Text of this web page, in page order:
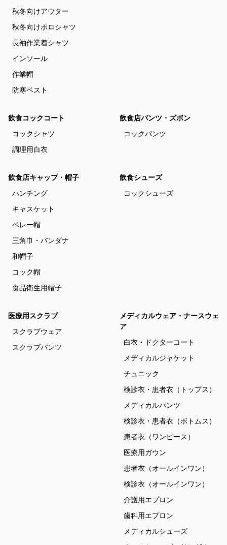
秋冬向けアウター
秋冬向けポロシャツ
長袖作業着シャツ
インソール
作業帽
防寒ベスト
飲食コックコート
コックシャツ
調理用白衣
飲食店パンツ・ズボン
コックパンツ
飲食店キャップ・帽子
ハンチング
キャスケット
ベレー帽
三角巾・バンダナ
和帽子
コック帽
食品衛生用帽子
飲食シューズ
コックシューズ
医療用スクラブ
スクラブウェア
スクラブパンツ
メディカルウェア・ナースウェ
ア
白衣・ドクターコート
メディカルジャケット
チュニック
検診衣・患者衣（トップス）
メディカルパンツ
検診衣・患者衣（ボトムス）
患者衣（ワンピース）
医療用ガウン
患者衣（オールインワン）
検診衣（オールインワン）
介護用エプロン
歯科用エプロン
メディカルシューズ